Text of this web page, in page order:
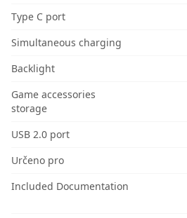
Type C port
Simultaneous charging
Backlight
Game accessories
storage
USB 2.0 port
Určeno pro
Included Documentation